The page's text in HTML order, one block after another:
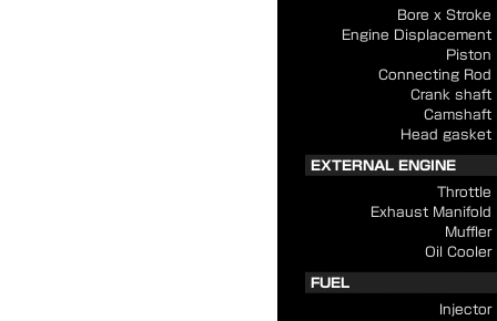
Bore x Stroke
Engine Displacement
Piston
Connecting Rod
Crank shaft
Camshaft
Head gasket
EXTERNAL ENGINE
Throttle
Exhaust Manifold
Muffler
Oil Cooler
FUEL
Injector